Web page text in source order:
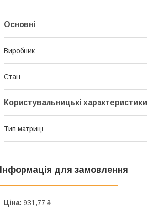
Основні
Виробник
Стан
Користувальницькі характеристики
Тип матриці
Інформація для замовлення
Ціна: 931,77 ₴